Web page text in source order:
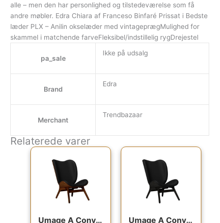
alle – men den har personlighed og tilstedeværelse som få
andre møbler. Edra Chiara af Franceso Binfaré Prissat i Bedste
læder PLX – Anilin okselæder med vintageprægMulighed for
skammel i matchende farveFleksibel/indstillelig rygDrejestel
pa_sale
Ikke på udsalg
Brand
Edra
Merchant
Trendbazaar
Relaterede varer
Umage A Conversation Piece – Høj – Dark Oak/Sort læder : Erling Christensen Møbler
Den oprindelige pris var: 19,799.00kr..
Den aktuelle pris er:
Umage A Conversation Piece – Høj – Black Oak/Sort læder : Erling Christensen Møbler
Den oprindelige pris
Den